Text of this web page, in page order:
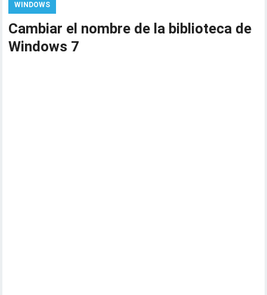
WINDOWS
Cambiar el nombre de la biblioteca de
Windows 7